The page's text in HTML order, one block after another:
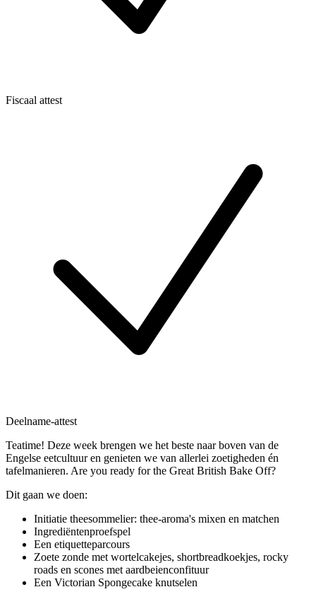
Fiscaal attest
Deelname-attest
Teatime! Deze week brengen we het beste naar boven van de
Engelse eetcultuur en genieten we van allerlei zoetigheden én
tafelmanieren. Are you ready for the Great British Bake Off?
Dit gaan we doen:
Initiatie theesommelier: thee-aroma's mixen en matchen
Ingrediëntenproefspel
Een etiquetteparcours
Zoete zonde met wortelcakejes, shortbreadkoekjes, rocky
roads en scones met aardbeienconfituur
Een Victorian Spongecake knutselen